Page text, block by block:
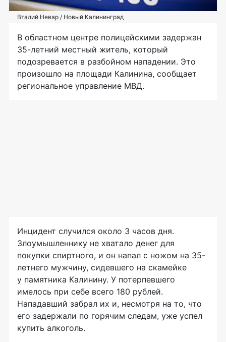
Вталий Невар / Новый Калининград
В областном центре полицейскими задержан
35-летний местный житель, который
подозревается в разбойном нападении. Это
произошло на площади Калинина, сообщает
региональное управление МВД.
Инцидент случился около 3 часов дня.
Злоумышленнику не хватало денег для
покупки спиртного, и он напал с ножом на 35-
летнего мужчину, сидевшего на скамейке
у памятника Калинину. У потерпевшего
имелось при себе всего 180 рублей.
Нападавший забрал их и, несмотря на то, что
его задержали по горячим следам, уже успел
купить алкоголь.